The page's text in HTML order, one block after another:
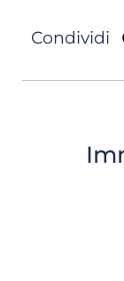
Condividi